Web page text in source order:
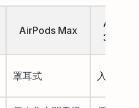
AirPods Max
AirPods
3
罩耳式 入耳式